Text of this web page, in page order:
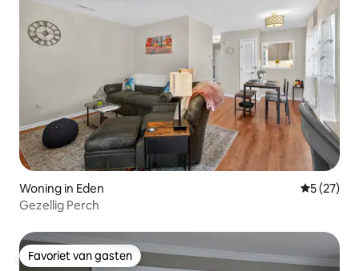
Woning in Eden
5 (27)
Gezellig Perch
Favoriet van gasten
Favoriet van gasten